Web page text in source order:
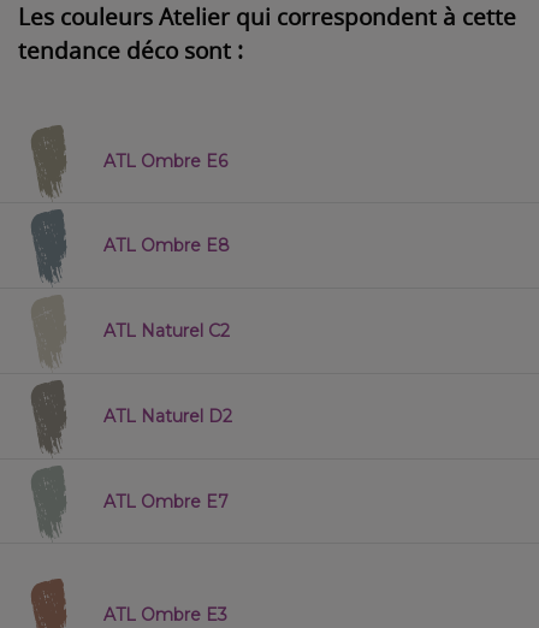
Les couleurs Atelier qui correspondent à cette
tendance déco sont :
ATL Ombre E6
ATL Ombre E8
ATL Naturel C2
ATL Naturel D2
ATL Ombre E7
ATL Ombre E3